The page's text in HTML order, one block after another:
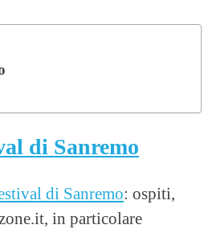
di Sanremo
di Sanremo: ospiti,
in particolare